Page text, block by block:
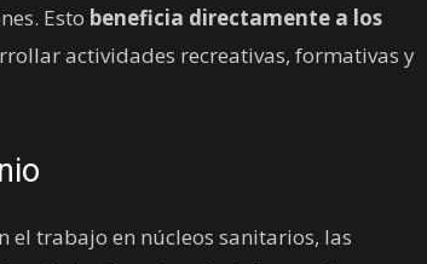
Esto beneficia directamente a los
actividades recreativas, formativas y
el trabajo en núcleos sanitarios, las